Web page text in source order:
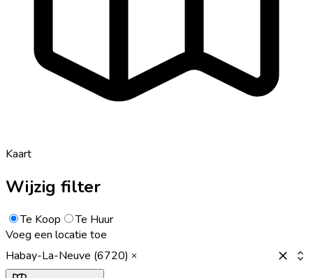
Kaart
Wijzig filter
Te Koop
Te Huur
Voeg een locatie toe
Habay-La-Neuve (6720)